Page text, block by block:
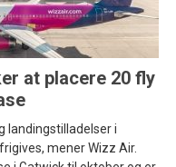
at placere 20 fly
landingstilladelser i
mener Wizz Air.